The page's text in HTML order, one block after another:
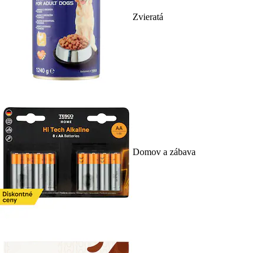
Zvieratá
Domov a zábava